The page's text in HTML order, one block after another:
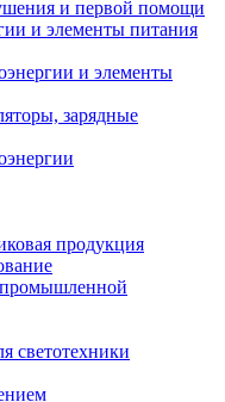
и первой помощи
и элементы питания
и элементы
зарядные
продукция
светотехники